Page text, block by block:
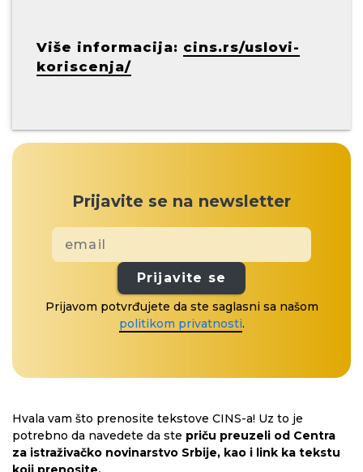
Više informacija: cins.rs/uslovi-
koriscenja/
Prijavite se na newsletter
Prijavite se
Prijavom potvrđujete da ste saglasni sa našom
politikom privatnosti.
Hvala vam što prenosite tekstove CINS-a! Uz to je
potrebno da navedete da ste priču preuzeli od Centra
za istraživačko novinarstvo Srbije, kao i link ka tekstu